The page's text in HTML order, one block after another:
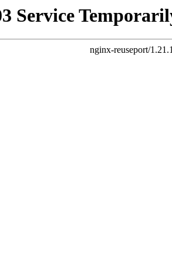
Service
nginx-reuseport/